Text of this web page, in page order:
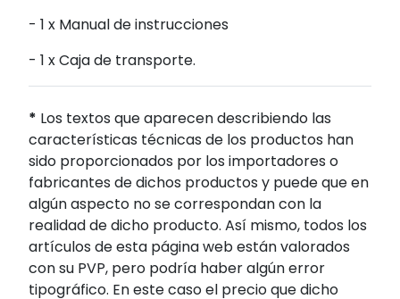
- 1 x Manual de instrucciones
- 1 x Caja de transporte.
* Los textos que aparecen describiendo las
características técnicas de los productos han
sido proporcionados por los importadores o
fabricantes de dichos productos y puede que en
algún aspecto no se correspondan con la
realidad de dicho producto. Así mismo, todos los
artículos de esta página web están valorados
con su PVP, pero podría haber algún error
tipográfico. En este caso el precio que dicho